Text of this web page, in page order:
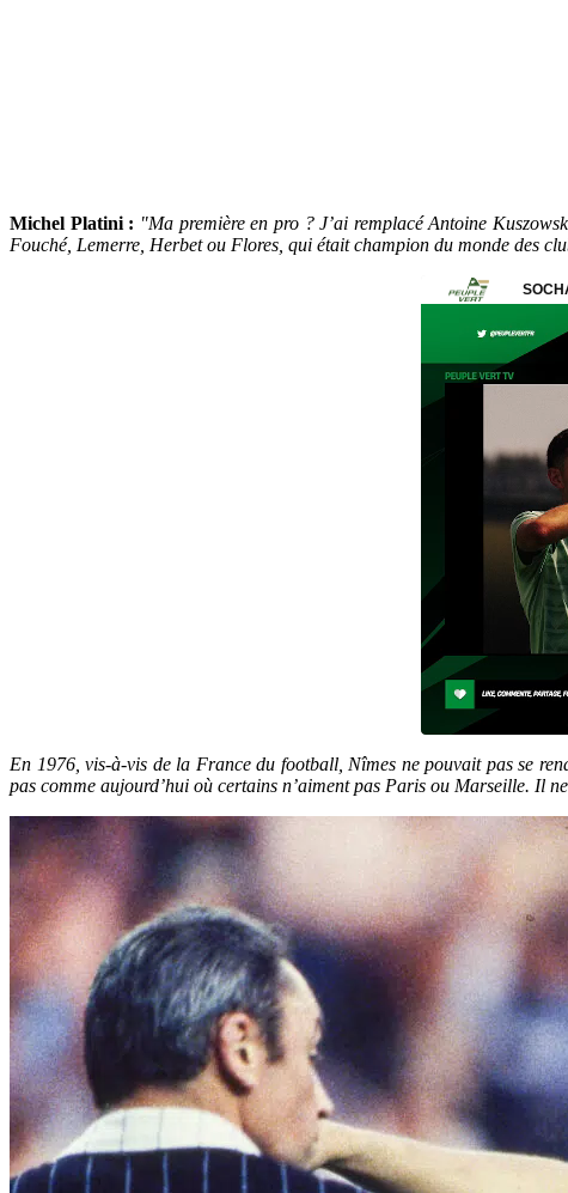
Michel Platini : "Ma première en pro ? J’ai remplacé Antoine
Fouché, Lemerre, Herbet ou Flores, qui était champion du monde des
En 1976, vis-à-vis de la France du football, Nîmes ne pouvait pas se
pas comme aujourd’hui où certains n’aiment pas Paris ou Marseille. Il